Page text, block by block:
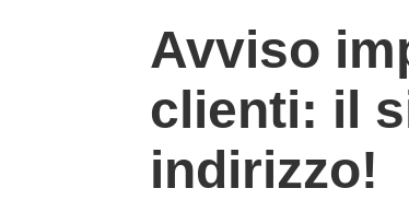
Avviso
clienti: il
indirizzo!